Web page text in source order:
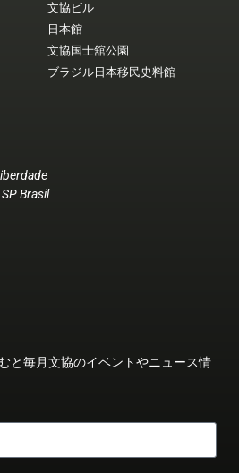
文協ビル
日本館
文協国士舘公園
ブラジル日本移民史料館
Brasil
と毎月文協のイベントやニュース情